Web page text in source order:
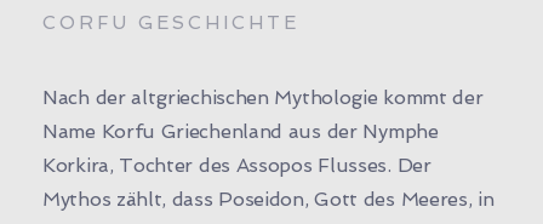
CORFU GESCHICHTE
Nach der altgriechischen Mythologie kommt der
Name Korfu Griechenland aus der Nymphe
Korkira, Tochter des Assopos Flusses. Der
Mythos zählt, dass Poseidon, Gott des Meeres, in